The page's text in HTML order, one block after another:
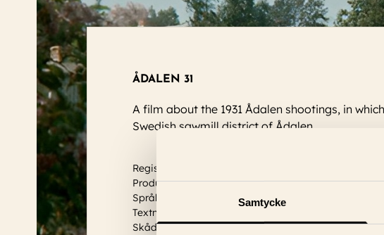
Samtycke
ÅDALEN 31
A film about the 1931 Ådalen shootings, in
Swedish sawmill district of Ådalen.
Regissör: Bo Widerberg
Produktionsår: 1969
Språk: Svensk
Textning: Engelska
Skådespelare:Kerstin Tidelius, Peter Schildt, Pierre